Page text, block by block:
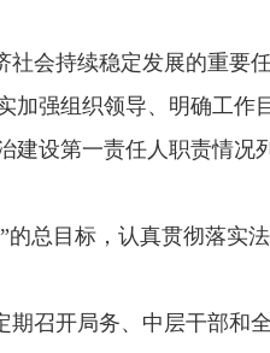
社会持续稳定发展的重要
加强组织领导、明确工作
建设第一责任人职责情况
的总目标，认真贯彻落实
期召开局务、中层干部和